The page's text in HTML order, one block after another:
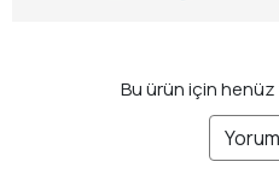
Bu ürün için henüz